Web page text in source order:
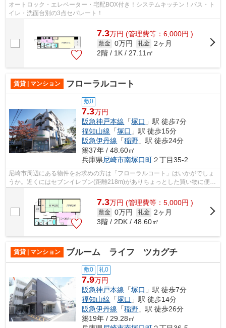
オートロック・エレベーター・宅配BOX付き！システムキッチン！バス・ト
イレ・洗面台別の3点セパレート！
7.3万円 (管理費等：6,000円 )
敷金 0万円 礼金 2ヶ月
2階 / 1K / 27.11㎡
賃貸 | マンション フローラルコート
敷0
7.3万円
阪急神戸本線 「塚口 」駅 徒歩7分
福知山線 「塚口 」駅 徒歩15分
阪急伊丹線 「稲野 」駅 徒歩24分
築37年 / 48.60㎡
兵庫県尼崎市南塚口町２丁目35-2
尼崎市周辺にある物件をお求めの方は「フローラルコート」はいかがでしょ
うか。近くにはセブンイレブン(距離218m)がありちょっとした買い物に便利
です。防犯対策の行き届いた造りがポ...
7.3万円 (管理費等：5,000円 )
敷金 0万円 礼金
2ヶ月
3階 / 2DK / 48.60㎡
賃貸 | マンション ブルーム ライフ ツカグチ
敷0 礼0
7.9万円
阪急神戸本線 「塚口 」駅 徒歩7分
福知山線 「塚口 」駅 徒歩14分
阪急伊丹線 「稲野 」駅 徒歩26分
築19年 / 29.28㎡